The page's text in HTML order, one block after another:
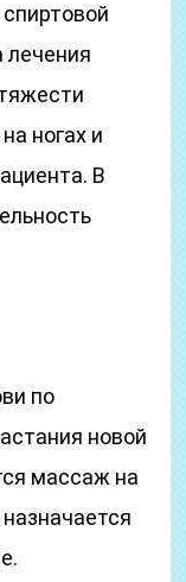
лечения
ногах и
В
по
новой
массаж на